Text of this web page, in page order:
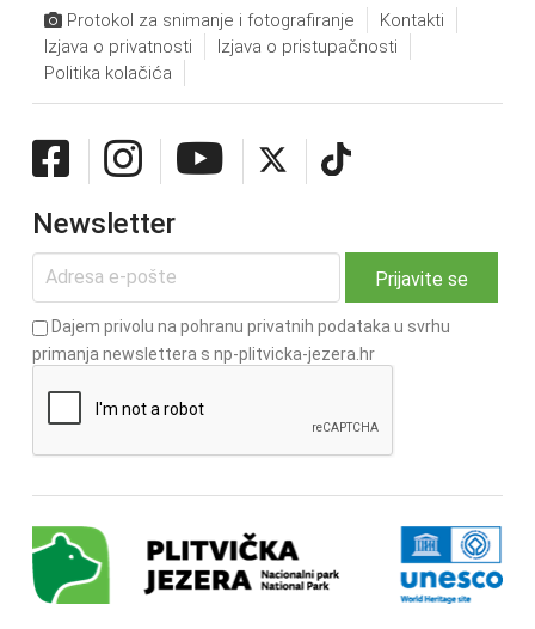
Protokol za snimanje i fotografiranje
Kontakti
Izjava o privatnosti
Izjava o pristupačnosti
Politika kolačića
Newsletter
Dajem privolu na pohranu privatnih podataka u svrhu
primanja newslettera s np-plitvicka-jezera.hr